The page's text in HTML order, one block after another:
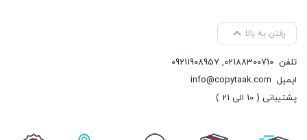
رفتن به بالا
تلفن 02188300710
,
09211908957
ایمیل info@copytaak.com
پشتیبانی ( 10 الی 21 )